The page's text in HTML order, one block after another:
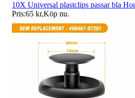
10X Universal plastclips passar bla
Pris:65 kr,Köp nu.